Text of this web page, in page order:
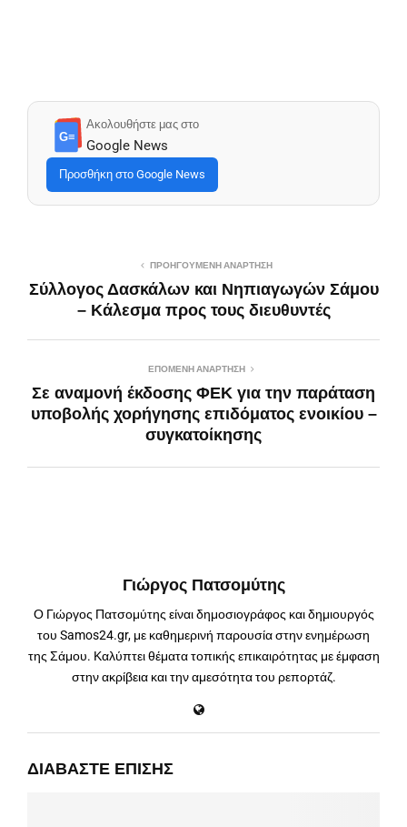
G≡
Ακολουθήστε μας στο
Google News
Προσθήκη στο Google News
ΠΡΟΗΓΟΎΜΕΝΗ ΑΝΆΡΤΗΣΗ
Σύλλογος Δασκάλων και Νηπιαγωγών Σάμου
– Κάλεσμα προς τους διευθυντές
ΕΠΌΜΕΝΗ ΑΝΆΡΤΗΣΗ
Σε αναμονή έκδοσης ΦΕΚ για την παράταση
υποβολής χορήγησης επιδόματος ενοικίου –
συγκατοίκησης
Γιώργος Πατσομύτης
Ο Γιώργος Πατσομύτης είναι δημοσιογράφος και δημιουργός
του Samos24.gr, με καθημερινή παρουσία στην ενημέρωση
της Σάμου. Καλύπτει θέματα τοπικής επικαιρότητας με έμφαση
στην ακρίβεια και την αμεσότητα του ρεπορτάζ.
ΔΙΑΒΆΣΤΕ ΕΠΊΣΗΣ